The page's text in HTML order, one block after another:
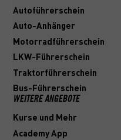
Autoführerschein
Auto-Anhänger
Motorradführerschein
LKW-Führerschein
Traktorführerschein
Bus-Führerschein
WEITERE ANGEBOTE
Kurse und Mehr
Academy App